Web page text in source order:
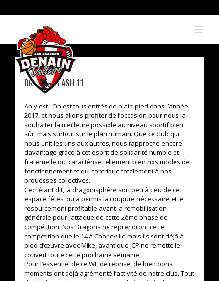
to
DRAGON FLASH 11
Ah y est ! On est tous entrés de plain-pied dans l’année
2017, et nous allons profiter de l’occasion pour nous la
souhaiter la meilleure possible au niveau sportif bien
sûr, mais surtout sur le plan humain. Que ce club qui
nous unit les uns aux autres, nous rapproche encore
davantage grâce à cet esprit de solidarité humble et
fraternelle qui caractérise tellement bien nos modes de
fonctionnement et qui contribue totalement à nos
prouesses collectives.
Ceci étant dit, la dragonisphère sort peu à peu de cet
espace fêtes qui a permis la coupure nécessaire et le
resourcement profitable avant la remobilisation
générale pour l’attaque de cette 2ème phase de
compétition. Nos Dragons ne reprendront cette
compétition que le 14 à Charleville mais ils sont déjà à
pied d’œuvre avec Mike, avant que JCP ne remette le
couvert toute cette prochaine semaine.
Pour l’essentiel de ce WE de reprise, de bien bons
moments ont déjà agrémenté l’activité de notre club. Tout